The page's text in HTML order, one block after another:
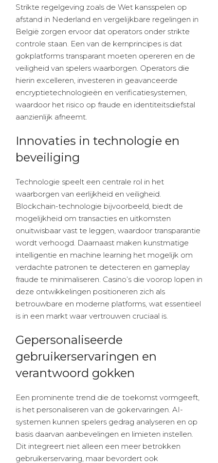
Strikte regelgeving zoals de Wet kansspelen op
afstand in Nederland en vergelijkbare regelingen in
België zorgen ervoor dat operators onder strikte
controle staan. Een van de kernprincipes is dat
gokplatforms transparant moeten opereren en de
veiligheid van spelers waarborgen. Operators die
hierin excelleren, investeren in geavanceerde
encryptietechnologieën en verificatiesystemen,
waardoor het risico op fraude en identiteitsdiefstal
aanzienlijk afneemt.
Innovaties in technologie en
beveiliging
Technologie speelt een centrale rol in het
waarborgen van eerlijkheid en veiligheid.
Blockchain-technologie bijvoorbeeld, biedt de
mogelijkheid om transacties en uitkomsten
onuitwisbaar vast te leggen, waardoor transparantie
wordt verhoogd. Daarnaast maken kunstmatige
intelligentie en machine learning het mogelijk om
verdachte patronen te detecteren en gameplay
fraude te minimaliseren. Casino’s die voorop lopen in
deze ontwikkelingen positioneren zich als
betrouwbare en moderne platforms, wat essentieel
is in een markt waar vertrouwen cruciaal is.
Gepersonaliseerde
gebruikerservaringen en
verantwoord gokken
Een prominente trend die de toekomst vormgeeft,
is het personaliseren van de gokervaringen. AI-
systemen kunnen spelers gedrag analyseren en op
basis daarvan aanbevelingen en limieten instellen.
Dit integreert niet alleen een meer betrokken
gebruikerservaring, maar bevordert ook